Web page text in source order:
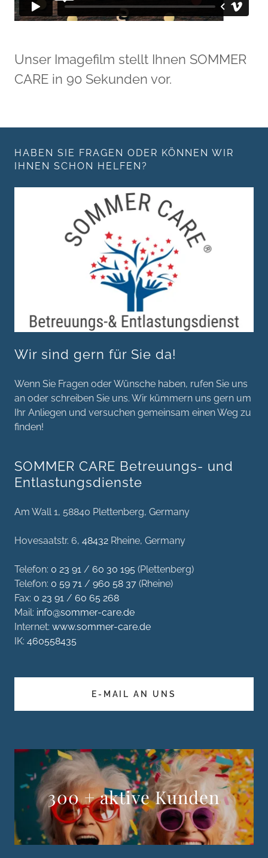
Unser Imagefilm stellt Ihnen SOMMER
CARE in 90 Sekunden vor.
HABEN SIE FRAGEN ODER KÖNNEN WIR
IHNEN SCHON HELFEN?
Wir sind gern für Sie da!
Wenn Sie Fragen oder Wünsche haben, rufen Sie uns
an oder schreiben Sie uns. Wir kümmern uns gern um
Ihr Anliegen und versuchen gemeinsam einen Weg zu
finden!
SOMMER CARE Betreuungs- und
Entlastungsdienste
Am Wall 1, 58840 Plettenberg, Germany
Hovesaatstr. 6, 48432 Rheine, Germany
Telefon: 0 23 91 / 60 30 195 (Plettenberg)
Telefon: 0 59 71 / 960 58 37 (Rheine)
Fax: 0 23 91 / 60 65 268
Mail: info@sommer-care.de
Internet: www.sommer-care.de
IK: 460558435
E-MAIL AN UNS
300 + aktive Kunden